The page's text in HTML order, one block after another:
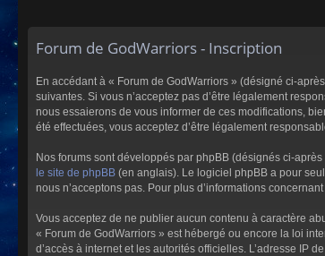
sForum de GodWarriors - Inscription
En accédant à « Forum de GodWarriors » (désigné ci-
suivantes. Si vous n’acceptez pas d’être légalement
nous essaierons de vous informer de ces modifications,
été effectuées, vous acceptez d’être légalement
Nos forums sont développés par phpBB (désignés ci-
le site de phpBB (en anglais). Le logiciel phpBB a pour
nous n’acceptons pas. Pour plus d’informations
Vous acceptez de ne publier aucun contenu à caractère
« Forum de GodWarriors » est hébergé ou encore la loi
d’accès à internet et les autorités officielles. L’adresse IP